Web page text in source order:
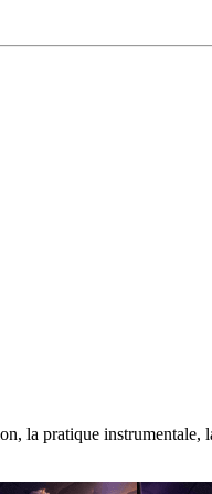
la pratique instrumentale,